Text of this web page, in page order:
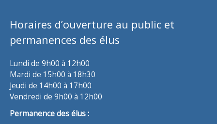
Horaires d’ouverture au public et
permanences des élus
Lundi de 9h00 à 12h00
Mardi de 15h00 à 18h30
Jeudi de 14h00 à 17h00
Vendredi de 9h00 à 12h00
Permanence des élus :